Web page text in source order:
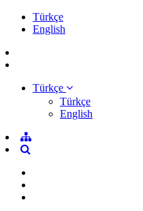
Türkçe
English
Türkçe
Türkçe
English